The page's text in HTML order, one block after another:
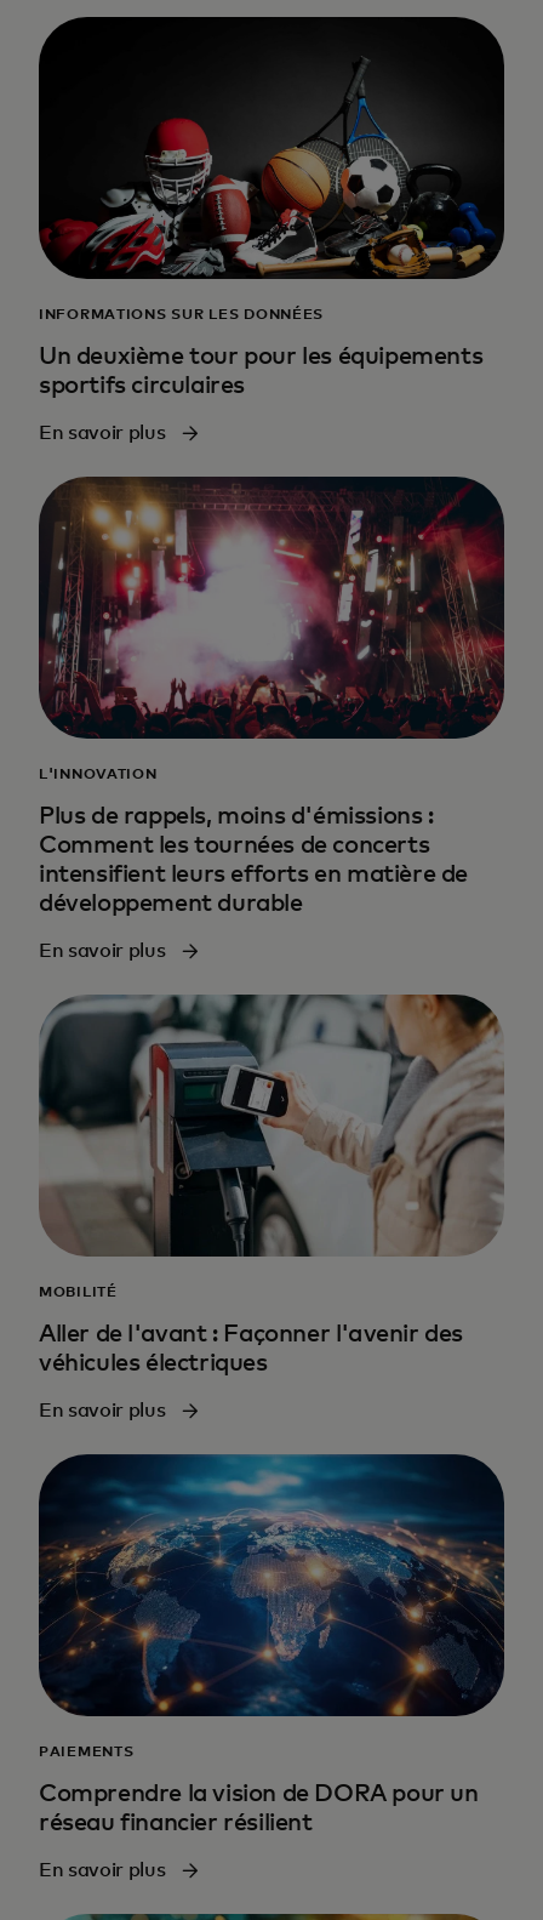
INFORMATIONS SUR LES DONNÉES
Un deuxième tour pour les équipements
sportifs circulaires
En savoir plus
L'INNOVATION
Plus de rappels, moins d'émissions :
Comment les tournées de concerts
intensifient leurs efforts en matière de
développement durable
En savoir plus
MOBILITÉ
Aller de l'avant : Façonner l'avenir des
véhicules électriques
En savoir plus
PAIEMENTS
Comprendre la vision de DORA pour un
réseau financier résilient
En savoir plus